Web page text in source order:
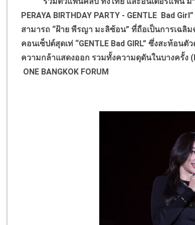
PERAYA BIRTHDAY PARTY - GENTLE Bad
สามารถ “ฝ้าย พีรญา มะลิซ้อน” ที่ถือเป็นการเฉลิม
คอนเซ็ปต์สุดเท่ “GENTLE Bad GIRL” ซึ่งสะท้อ
ความกล้าแสดงออก รวมทั้งความดุดันในบางครั้ง
ONE BANGKOK FORUM